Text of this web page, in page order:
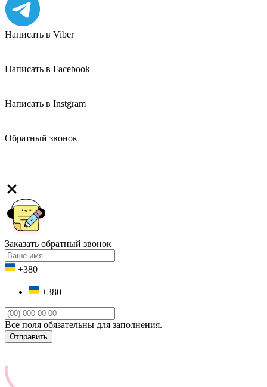
Написать в Viber
Написать в Facebook
Написать в Instgram
Обратный звонок
Заказать обратный звонок
+380
+380
Все поля обязательны для заполнения.
Отправить